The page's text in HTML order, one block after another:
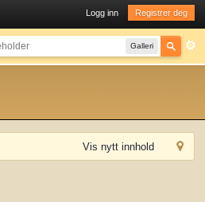
Logg inn Registrer deg
Galleri
Vis nytt innhold